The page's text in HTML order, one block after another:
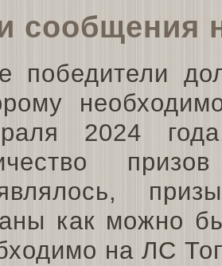
сообщения
победители
2024
как можно
на ЛС